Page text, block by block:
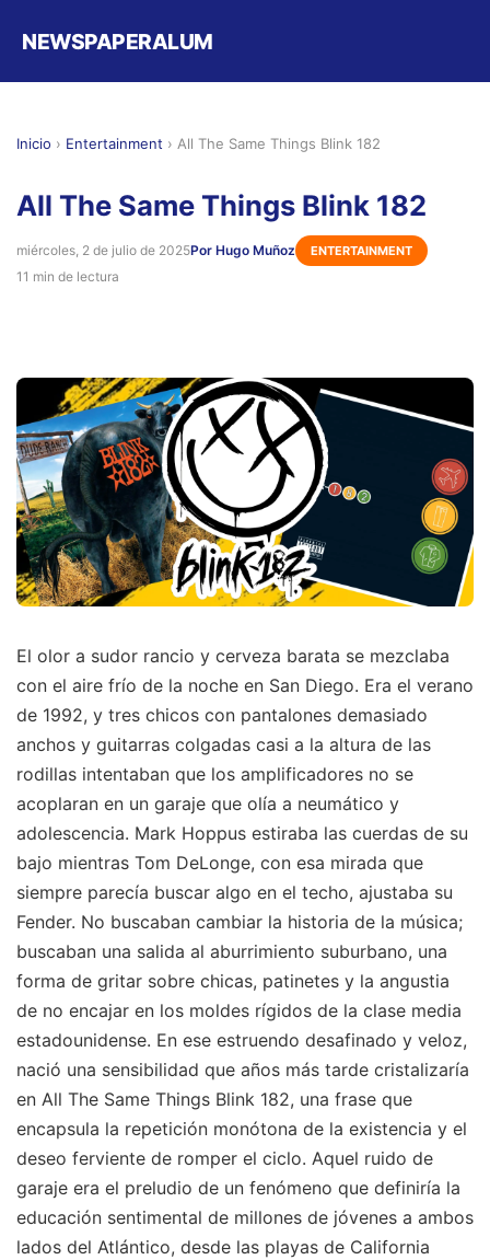
NEWSPAPERALUM
Inicio › Entertainment › All The Same Things Blink 182
All The Same Things Blink 182
miércoles, 2 de julio de 2025Por Hugo Muñoz ENTERTAINMENT
11 min de lectura
El olor a sudor rancio y cerveza barata se mezclaba
con el aire frío de la noche en San Diego. Era el verano
de 1992, y tres chicos con pantalones demasiado
anchos y guitarras colgadas casi a la altura de las
rodillas intentaban que los amplificadores no se
acoplaran en un garaje que olía a neumático y
adolescencia. Mark Hoppus estiraba las cuerdas de su
bajo mientras Tom DeLonge, con esa mirada que
siempre parecía buscar algo en el techo, ajustaba su
Fender. No buscaban cambiar la historia de la música;
buscaban una salida al aburrimiento suburbano, una
forma de gritar sobre chicas, patinetes y la angustia
de no encajar en los moldes rígidos de la clase media
estadounidense. En ese estruendo desafinado y veloz,
nació una sensibilidad que años más tarde cristalizaría
en All The Same Things Blink 182, una frase que
encapsula la repetición monótona de la existencia y el
deseo ferviente de romper el ciclo. Aquel ruido de
garaje era el preludio de un fenómeno que definiría la
educación sentimental de millones de jóvenes a ambos
lados del Atlántico, desde las playas de California